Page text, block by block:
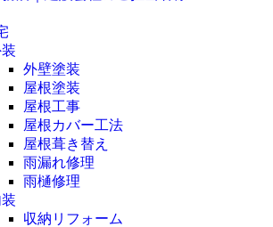
外壁塗装
屋根塗装
屋根工事
屋根カバー工法
屋根葺き替え
雨漏れ修理
雨樋修理
収納リフォーム